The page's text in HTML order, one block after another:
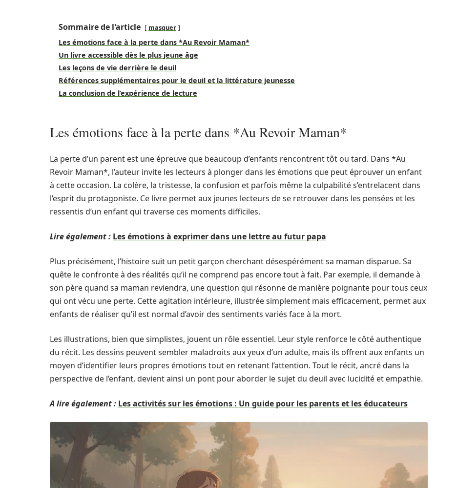
Sommaire de l'article masquer
Les émotions face à la perte dans *Au Revoir Maman*
Un livre accessible dès le plus jeune âge
Les leçons de vie derrière le deuil
Références supplémentaires pour le deuil et la littérature jeunesse
La conclusion de l’expérience de lecture
Les émotions face à la perte dans *Au Revoir Maman*
La perte d’un parent est une épreuve que beaucoup d’enfants rencontrent tôt ou tard. Dans *Au
Revoir Maman*, l’auteur invite les lecteurs à plonger dans les émotions que peut éprouver un enfant
à cette occasion. La colère, la tristesse, la confusion et parfois même la culpabilité s’entrelacent dans
l’esprit du protagoniste. Ce livre permet aux jeunes lecteurs de se retrouver dans les pensées et les
ressentis d’un enfant qui traverse ces moments difficiles.
Lire également : Les émotions à exprimer dans une lettre au futur papa
Plus précisément, l’histoire suit un petit garçon cherchant désespérément sa maman disparue. Sa
quête le confronte à des réalités qu’il ne comprend pas encore tout à fait. Par exemple, il demande à
son père quand sa maman reviendra, une question qui résonne de manière poignante pour tous ceux
qui ont vécu une perte. Cette agitation intérieure, illustrée simplement mais efficacement, permet aux
enfants de réaliser qu’il est normal d’avoir des sentiments variés face à la mort.
Les illustrations, bien que simplistes, jouent un rôle essentiel. Leur style renforce le côté authentique
du récit. Les dessins peuvent sembler maladroits aux yeux d’un adulte, mais ils offrent aux enfants un
moyen d’identifier leurs propres émotions tout en retenant l’attention. Tout le récit, ancré dans la
perspective de l’enfant, devient ainsi un pont pour aborder le sujet du deuil avec lucidité et empathie.
A lire également : Les activités sur les émotions : Un guide pour les parents et les éducateurs